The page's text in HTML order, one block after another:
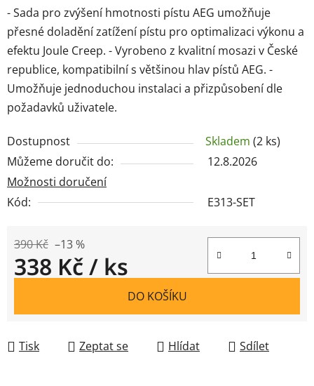
- Sada pro zvýšení hmotnosti pístu AEG umožňuje
přesné doladění zatížení pístu pro optimalizaci výkonu a
efektu Joule Creep. - Vyrobeno z kvalitní mosazi v České
republice, kompatibilní s většinou hlav pístů AEG. -
Umožňuje jednoduchou instalaci a přizpůsobení dle
požadavků uživatele.
Dostupnost Skladem (2 ks)
Můžeme doručit do:
12.8.2026
Možnosti doručení
Kód:
E313-SET
390 Kč –13 %
338 Kč/ ks
DO KOŠÍKU
Tisk Zeptat se Hlídat Sdílet